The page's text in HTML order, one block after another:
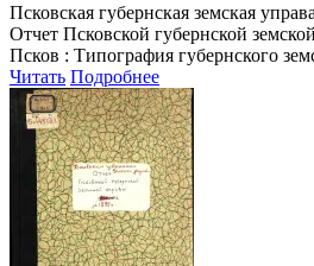
Псковская губернская земская
Отчет Псковской губернской
Псков : Типография губернского
Читать Подробнее